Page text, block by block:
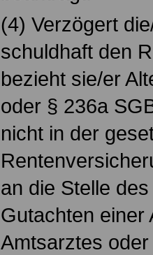
(4) Verzögert
schuldhaft den
bezieht sie/er
oder § 236a
nicht in der
an die Stelle
Gutachten einer
Amtsarztes